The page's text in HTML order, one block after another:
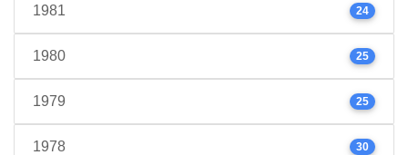
1981 24
1980 25
1979 25
1978 30